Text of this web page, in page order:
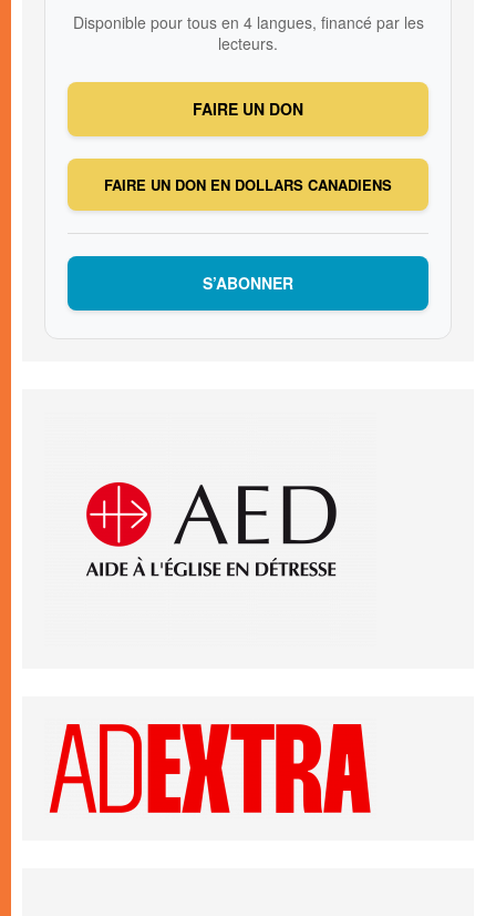
Disponible pour tous en 4 langues, financé par les
lecteurs.
FAIRE UN DON
FAIRE UN DON EN DOLLARS CANADIENS
S’ABONNER